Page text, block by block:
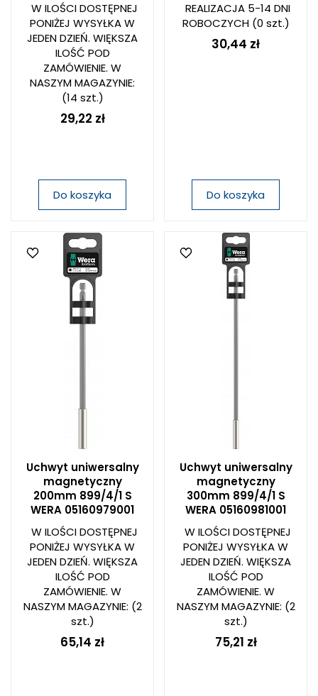
W ILOŚCI DOSTĘPNEJ
PONIŻEJ WYSYŁKA W
JEDEN DZIEŃ. WIĘKSZA
ILOŚĆ POD
ZAMÓWIENIE. W
NASZYM MAGAZYNIE:
(14 szt.)
29,22 zł
Do koszyka
REALIZACJA 5-14 DNI
ROBOCZYCH(0 szt.)
30,44 zł
Do koszyka
Uchwyt uniwersalny
magnetyczny
200mm 899/4/1 S
WERA 05160979001
W ILOŚCI DOSTĘPNEJ
PONIŻEJ WYSYŁKA W
JEDEN DZIEŃ. WIĘKSZA
ILOŚĆ POD
ZAMÓWIENIE. W
NASZYM MAGAZYNIE: (2
szt.)
65,14 zł
Uchwyt uniwersalny
magnetyczny
300mm 899/4/1 S
WERA 05160981001
W ILOŚCI DOSTĘPNEJ
PONIŻEJ WYSYŁKA W
JEDEN DZIEŃ. WIĘKSZA
ILOŚĆ POD
ZAMÓWIENIE. W
NASZYM MAGAZYNIE: (2
szt.)
75,21 zł